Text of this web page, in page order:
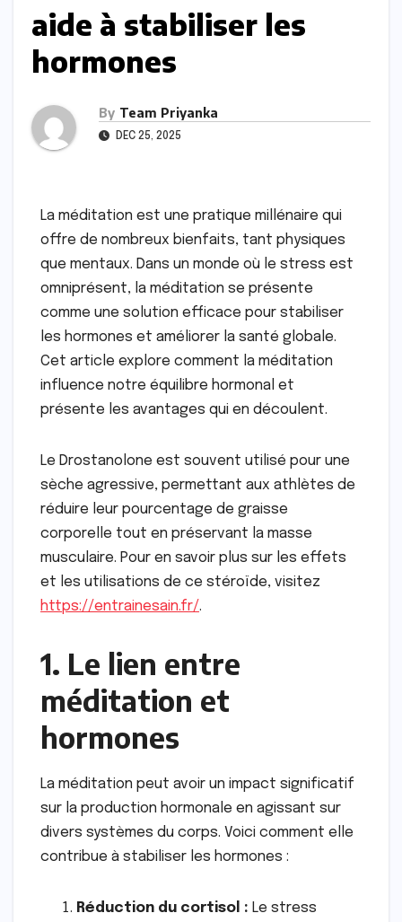
aide à stabiliser les
hormones
By Team Priyanka
DEC 25, 2025
La méditation est une pratique millénaire qui
offre de nombreux bienfaits, tant physiques
que mentaux. Dans un monde où le stress est
omniprésent, la méditation se présente
comme une solution efficace pour stabiliser
les hormones et améliorer la santé globale.
Cet article explore comment la méditation
influence notre équilibre hormonal et
présente les avantages qui en découlent.
Le Drostanolone est souvent utilisé pour une
sèche agressive, permettant aux athlètes de
réduire leur pourcentage de graisse
corporelle tout en préservant la masse
musculaire. Pour en savoir plus sur les effets
et les utilisations de ce stéroïde, visitez
https://entrainesain.fr/.
1. Le lien entre
méditation et
hormones
La méditation peut avoir un impact significatif
sur la production hormonale en agissant sur
divers systèmes du corps. Voici comment elle
contribue à stabiliser les hormones :
Réduction du cortisol : Le stress